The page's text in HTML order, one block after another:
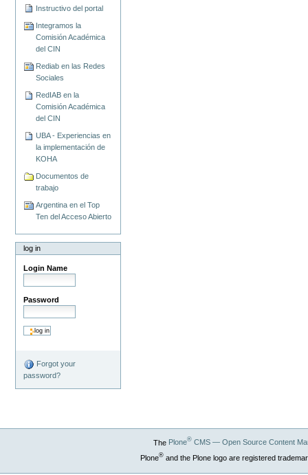
Instructivo del portal
Integramos la
Comisión Académica
del CIN
Rediab en las Redes
Sociales
RedIAB en la
Comisión Académica
del CIN
UBA - Experiencias en
la implementación de
KOHA
Documentos de
trabajo
Argentina en el Top
Ten del Acceso Abierto
log in
Login Name
Password
Forgot your
password?
The Plone®CMS — Open Source Content
Plone®and the Plone logo are registered